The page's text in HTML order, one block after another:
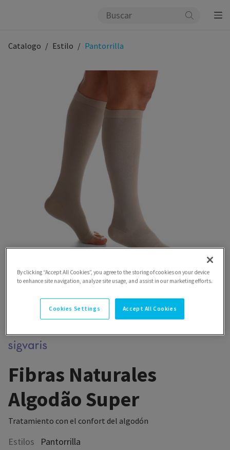
Catalogo Estilo Pantorrilla
Fibras Naturales
Algodão Super
Tratamiento con el confort del algodón
Estilos Pantorrilla
By clicking “Accept All Cookies”, you agree to the storing of cookies on your device
to enhance site navigation, analyze site usage, and assist in our marketing efforts.
Cookies Settings Accept All Cookies